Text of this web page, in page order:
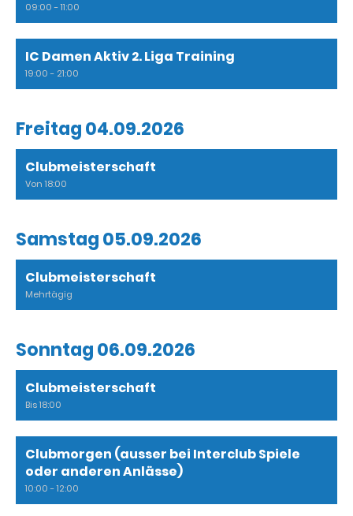
09:00 - 11:00
IC Damen Aktiv 2. Liga Training
19:00 - 21:00
Freitag 04.09.2026
Clubmeisterschaft
Von 18:00
Samstag 05.09.2026
Clubmeisterschaft
Mehrtägig
Sonntag 06.09.2026
Clubmeisterschaft
Bis 18:00
Clubmorgen (ausser bei Interclub Spiele
oder anderen Anlässe)
10:00 - 12:00